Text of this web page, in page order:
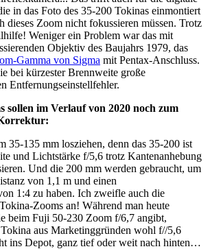
in das Foto des 35-200 Tokinas einmontiert
dieses Zoom nicht fokussieren müssen. Trotz
Weniger ein Problem war das mit
Objektiv des Baujahrs 1979, das
Gamma von Sigma mit Pentax-Anschluss.
bei kürzester Brennweite große
Entfernungseinstellfehler.
sollen im Verlauf von 2020 noch zum
35-135 mm losziehen, denn das 35-200 ist
und Lichtstärke f/5,6 trotz Kantenanhebung
Und die 200 mm werden gebraucht, um
von 1,1 m und einen
1:4 zu haben. Ich zweifle auch die
Zooms an! Während man heute
beim Fuji 50-230 Zoom f/6,7 angibt,
aus Marketinggründen wohl f//5,6
ins Depot, ganz tief oder weit nach hinten…